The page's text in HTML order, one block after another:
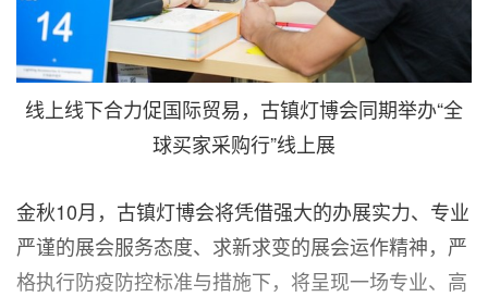
线上线下合力促国际贸易，古镇灯博会同期举办“全
球买家采购行”线上展
金秋10月，古镇灯博会将凭借强大的办展实力、专业
严谨的展会服务态度、求新求变的展会运作精神，严
格执行防疫防控标准与措施下，将呈现一场专业、高